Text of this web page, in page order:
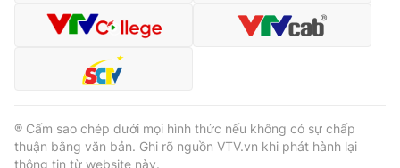
® Cấm sao chép dưới mọi hình thức nếu không có sự chấp
thuận bằng văn bản. Ghi rõ nguồn VTV.vn khi phát hành lại
thông tin từ website này.